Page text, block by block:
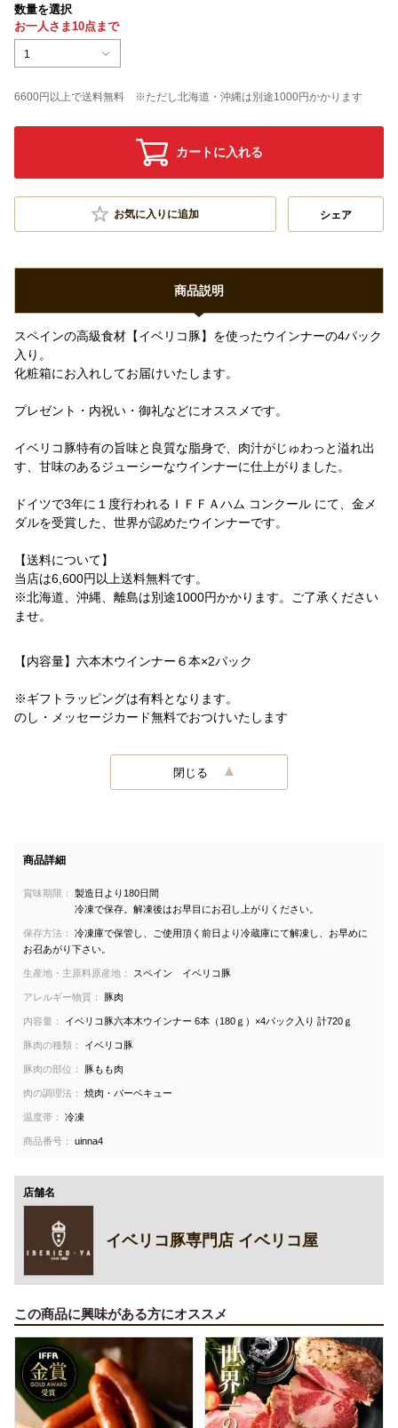
数量を選択
お一人さま10点まで
1
6600円以上で送料無料 ※ただし北海道・沖縄は別途1000円かかります
カートに入れる
お気に入りに追加 シェア
商品説明
スペインの高級食材【イベリコ豚】を使ったウインナーの4パック
入り。
化粧箱にお入れしてお届けいたします。
プレゼント・内祝い・御礼などにオススメです。
イベリコ豚特有の旨味と良質な脂身で、肉汁がじゅわっと溢れ出
す、甘味のあるジューシーなウインナーに仕上がりました。
ドイツで3年に１度行われるＩＦＦＡハム コンクール にて、金メ
ダルを受賞した、世界が認めたウインナーです。
【送料について】
当店は6,600円以上送料無料です。
※北海道、沖縄、離島は別途1000円かかります。ご了承ください
ませ。
【内容量】六本木ウインナー６本×2パック
※ギフトラッピングは有料となります。
のし・メッセージカード無料でおつけいたします
閉じる
商品詳細
賞味期限：
製造日より180日間
冷凍で保存。解凍後はお早目にお召し上がりください。
保存方法：
冷凍庫で保管し、ご使用頂く前日より冷蔵庫にて解凍し、お早めに
お召あがり下さい。
生産地・主原料原産地： スペイン イベリコ豚
アレルギー物質： 豚肉
内容量： イベリコ豚六本木ウインナー 6本（180ｇ）×4パック入り 計720ｇ
豚肉の種類： イベリコ豚
豚肉の部位： 豚もも肉
肉の調理法： 焼肉・バーベキュー
温度帯： 冷凍
商品番号： uinna4
店舗名
イベリコ豚専門店 イベリコ屋
この商品に興味がある方にオススメ